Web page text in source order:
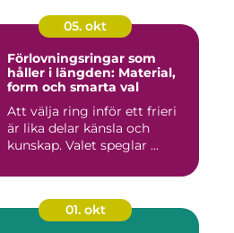
05. okt
Förlovningsringar som
håller i längden: Material,
form och smarta val
Att välja ring inför ett frieri
är lika delar känsla och
kunskap. Valet speglar ...
01. okt